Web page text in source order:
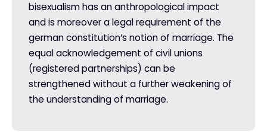
bisexualism has an anthropological impact
and is moreover a legal requirement of the
german constitution’s notion of marriage. The
equal acknowledgement of civil unions
(registered partnerships) can be
strengthened without a further weakening of
the understanding of marriage.